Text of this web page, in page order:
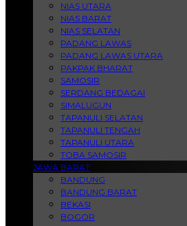
NIAS UTARA
NIAS BARAT
NIAS SELATAN
PADANG LAWAS
PADANG LAWAS UTARA
PAKPAK BHARAT
SAMOSIR
SERDANG BEDAGAI
SIMALUGUN
TAPANULI SELATAN
TAPANULI TENGAH
TAPANULI UTARA
TOBA SAMOSIR
JAWA BARAT
BANDUNG
BANDUNG BARAT
BEKASI
BOGOR